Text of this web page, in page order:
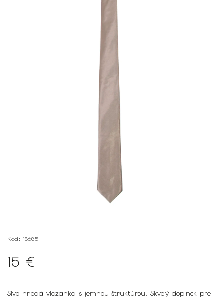
Kód: 18685
15 €
Sivo-hnedá viazanka s jemnou štruktúrou. Skvelý doplnok pre